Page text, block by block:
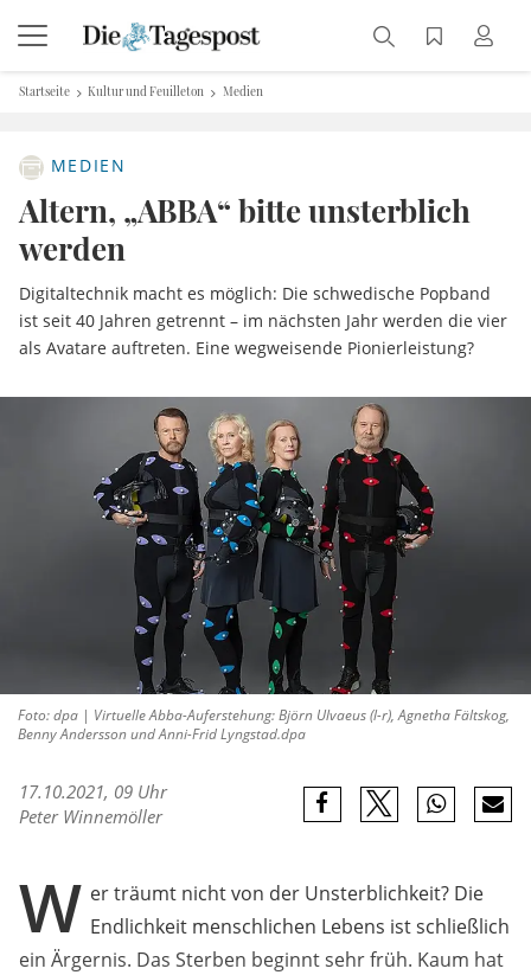
Startseite Kultur und Feuilleton Medien
MEDIEN
Altern, „ABBA“ bitte unsterblich
werden
Digitaltechnik macht es möglich: Die schwedische Popband
ist seit 40 Jahren getrennt – im nächsten Jahr werden die vier
als Avatare auftreten. Eine wegweisende Pionierleistung?
Foto: dpa | Virtuelle Abba-Auferstehung: Björn Ulvaeus (l-r), Agnetha Fältskog,
Benny Andersson und Anni-Frid Lyngstad.dpa
17.10.2021, 09 Uhr
Peter Winnemöller
W er träumt nicht von der Unsterblichkeit? Die
Endlichkeit menschlichen Lebens ist schließlich
ein Ärgernis. Das Sterben beginnt sehr früh. Kaum hat